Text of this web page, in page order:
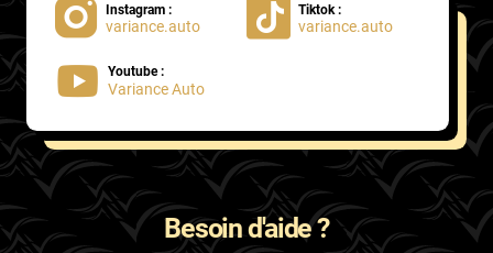
Instagram :
variance.auto
Tiktok :
variance.auto
Youtube :
Variance Auto
Besoin d'aide ?